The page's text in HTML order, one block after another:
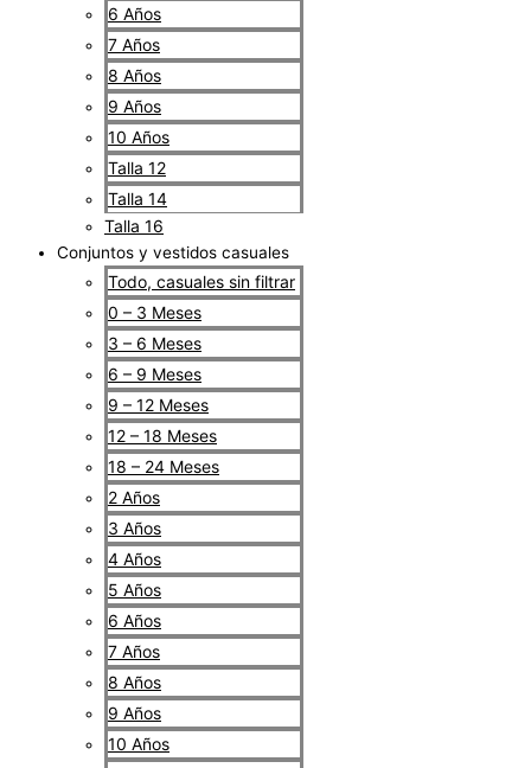
6 Años
7 Años
8 Años
9 Años
10 Años
Talla 12
Talla 14
Talla 16
Conjuntos y vestidos casuales
Todo, casuales sin filtrar
0 – 3 Meses
3 – 6 Meses
6 – 9 Meses
9 – 12 Meses
12 – 18 Meses
18 – 24 Meses
2 Años
3 Años
4 Años
5 Años
6 Años
7 Años
8 Años
9 Años
10 Años